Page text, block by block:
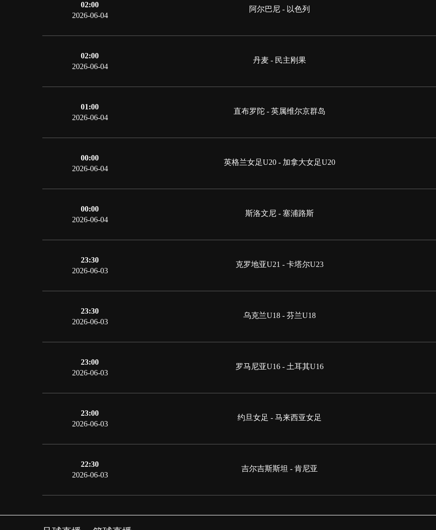
02:00
2026-06-04
阿尔巴尼 - 以色列
02:00
2026-06-04
丹麦 - 民主刚果
01:00
2026-06-04
直布罗陀 - 英属维尔京群岛
00:00
2026-06-04
英格兰女足U20 - 加拿大女足U20
00:00
2026-06-04
斯洛文尼 - 塞浦路斯
23:30
2026-06-03
克罗地亚U21 - 卡塔尔U23
23:30
2026-06-03
乌克兰U18 - 芬兰U18
23:00
2026-06-03
罗马尼亚U16 - 土耳其U16
23:00
2026-06-03
约旦女足 - 马来西亚女足
22:30
2026-06-03
吉尔吉斯斯坦 - 肯尼亚